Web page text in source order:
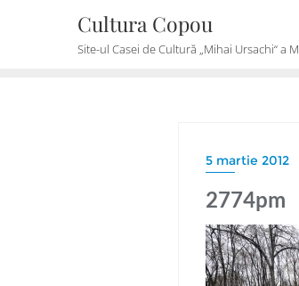
Cultura Copou
Site-ul Casei de Cultură „Mihai Ursachi“ a
5 martie 2012
2774pm